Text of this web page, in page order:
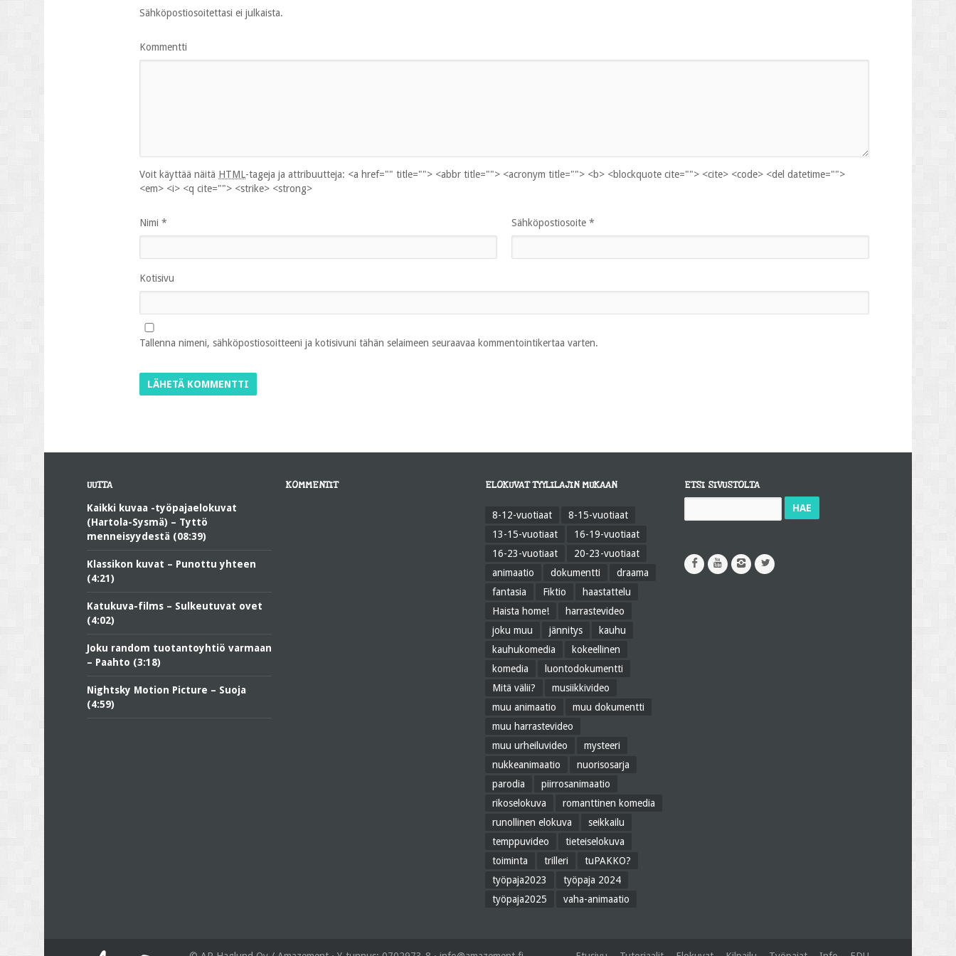
Sähköpostiosoitettasi ei julkaista.
Kommentti
Voit käyttää näitä HTML-tageja ja attribuutteja: <a href="" title=""> <abbr title=""> <acronym title=""> <b> <blockquote cite=""> <cite> <code> <del datetime="">
<em> <i> <q cite=""> <strike> <strong>
Nimi * Sähköpostiosoite *
Kotisivu
Tallenna nimeni, sähköpostiosoitteeni ja kotisivuni tähän selaimeen seuraavaa kommentointikertaa varten.
UUTTA
Kaikki kuvaa -työpajaelokuvat
(Hartola-Sysmä) – Tyttö
menneisyydestä (08:39)
Klassikon kuvat – Punottu yhteen
(4:21)
Katukuva-films – Sulkeutuvat ovet
(4:02)
Joku random tuotantoyhtiö varmaan
– Paahto (3:18)
Nightsky Motion Picture – Suoja
(4:59)
KOMMENTIT ELOKUVAT TYYLILAJIN MUKAAN
8-12-vuotiaat
8-15-vuotiaat
13-15-vuotiaat
16-19-vuotiaat
16-23-vuotiaat
20-23-vuotiaat
animaatio
dokumentti
draama
fantasia
Fiktio
haastattelu
Haista home!
harrastevideo
joku muu
jännitys
kauhu
kauhukomedia
kokeellinen
komedia
luontodokumentti
Mitä välii?
musiikkivideo
muu animaatio
muu dokumentti
muu harrastevideo
muu urheiluvideo
mysteeri
nukkeanimaatio
nuorisosarja
parodia
piirrosanimaatio
rikoselokuva
romanttinen komedia
runollinen elokuva
seikkailu
temppuvideo
tieteiselokuva
toiminta
trilleri
tuPAKKO?
työpaja2023
työpaja 2024
työpaja2025
vaha-animaatio
ETSI SIVUSTOLTA